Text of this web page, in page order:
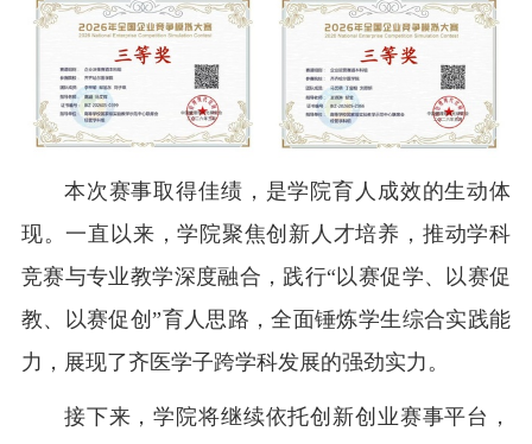
本次赛事取得佳绩，是学院育人成效的生动体
现。一直以来，学院聚焦创新人才培养，推动学科
竞赛与专业教学深度融合，践行“以赛促学、以赛促
教、以赛促创”育人思路，全面锤炼学生综合实践能
力，展现了齐医学子跨学科发展的强劲实力。
接下来，学院将继续依托创新创业赛事平台，